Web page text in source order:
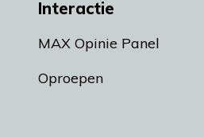
Interactie
MAX Opinie Panel
Oproepen